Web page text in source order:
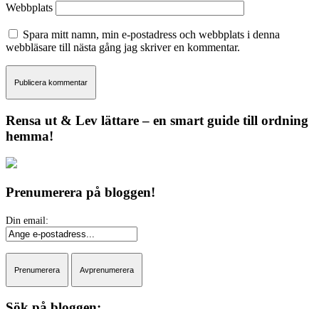
Webbplats
Spara mitt namn, min e-postadress och webbplats i denna
webbläsare till nästa gång jag skriver en kommentar.
Rensa ut & Lev lättare – en smart guide till ordning
hemma!
Prenumerera på bloggen!